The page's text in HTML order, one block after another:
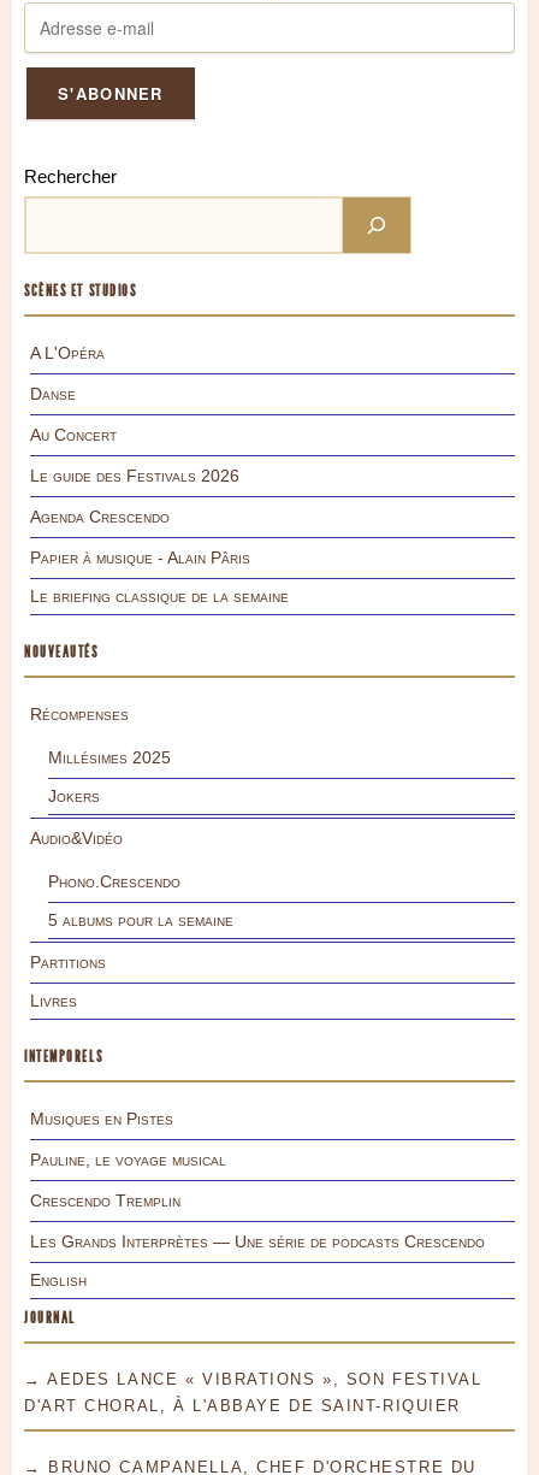
Rechercher
SCÈNES ET STUDIOS
A L'Opéra
Danse
Au Concert
Le guide des Festivals 2026
Agenda Crescendo
Papier à musique - Alain Pâris
Le briefing classique de la semaine
NOUVEAUTÉS
Récompenses
Millésimes 2025
Jokers
Audio&Vidéo
Phono.Crescendo
5 albums pour la semaine
Partitions
Livres
INTEMPORELS
Musiques en Pistes
Pauline, le voyage musical
Crescendo Tremplin
Les Grands Interprètes — Une série de podcasts Crescendo
English
JOURNAL
→ AEDES LANCE « VIBRATIONS », SON FESTIVAL
D'ART CHORAL, À L'ABBAYE DE SAINT-RIQUIER
→ BRUNO CAMPANELLA, CHEF D'ORCHESTRE DU